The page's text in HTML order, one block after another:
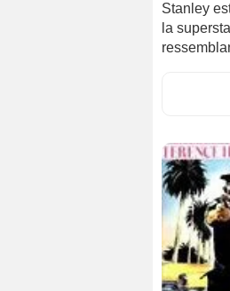
Stanley
la